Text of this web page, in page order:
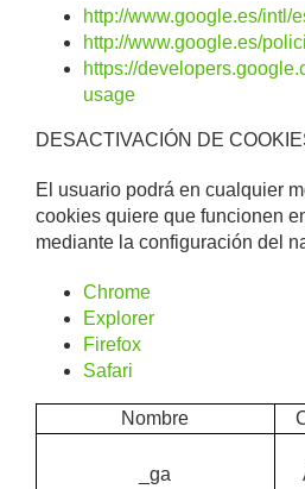
http://www.google.es/intl/
http://www.google.es/
https://
usage
DESACTIVACIÓN DE
El usuario podrá en cualquier
cookies quiere que funcionen
mediante la configuración del
Chrome
Explorer
Firefox
Safari
Nombre
_ga